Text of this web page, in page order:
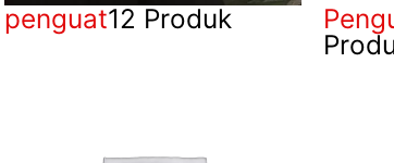
penguat12 Produk